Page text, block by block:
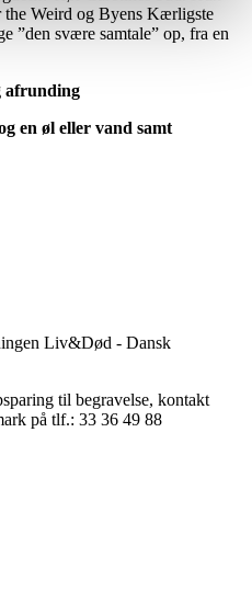
the Weird og Byens Kærligste
”den svære samtale” op, fra en
afrunding
en øl eller vand samt
Liv&Død - Dansk
til begravelse, kontakt
på tlf.: 33 36 49 88